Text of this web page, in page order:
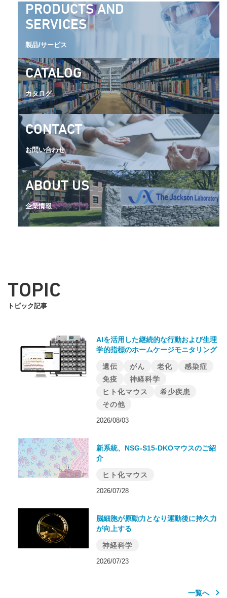
PRODUCTS AND
SERVICES
製品/サービス
CATALOG
カタログ
CONTACT
お問い合わせ
ABOUT US
企業情報
TOPIC
トピック記事
AIを活用した継続的な行動および生理
学的指標のホームケージモニタリング
遺伝 がん 老化
感染症
免疫
神経科学
ヒト化マウス
希少疾患
その他
2026/08/03
新系統、NSG-S15-DKOマウスのご紹
介
ヒト化マウス
2026/07/28
脳細胞が原動力となり運動後に持久力
が向上する
神経科学
2026/07/23
一覧へ